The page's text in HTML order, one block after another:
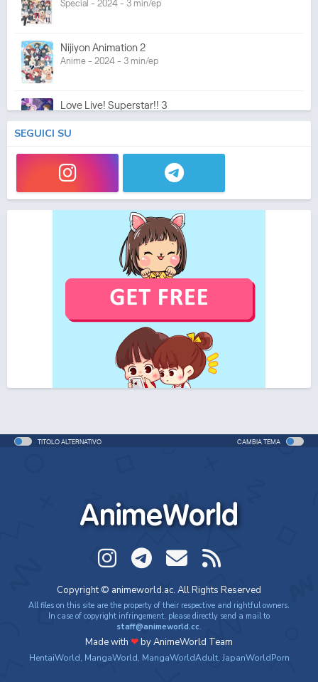
Special - 2024 - 3 min/ep
Nijiyon Animation 2
Anime - 2024 - 3 min/ep
Love Live! Superstar!! 3
Love Live! Nijigasaki Gakuen School Idol Doukoukai:
Kanketsu-hen
Movie - 2024 - 1h e 07 min/ep
Love Live! Hasunosora Jogakuin School Idol Club
Movie: Bloom Garden Party
Movie - 2026 - 1h e 15 min/ep
SEGUICI SU
TITOLO ALTERNATIVO CAMBIA TEMA
AnimeWorld
Copyright © animeworld.ac. All Rights Reserved
All files on this site are the property of their respective and rightful owners.
In case of copyright infringement, please directly send a mail to
staff@animeworld.cc.
Made with ❤by AnimeWorld Team
HentaiWorld, MangaWorld, MangaWorldAdult, JapanWorldPorn